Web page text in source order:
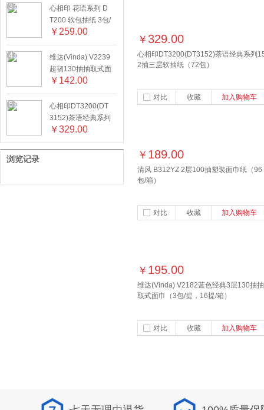
3
心相印 花语系列 D
T200 软包抽纸 3包/
提，16提/箱
￥ 259.00
4
维达(Vinda) V2239
超韧130抽抽取式面
巾纸（6包/提，8提/
箱）
￥ 142.00
5
心相印DT3200(DT
3152)茶语经典系列
152抽三层软抽纸
（72包）
￥329.00
浏览记录
￥ 329.00
心相印DT3200(DT3152)茶语经典系列
2抽三层软抽纸（72包）
对比 收藏 加入购物车
￥ 189.00
清风 B312YZ 2层100抽塑装面巾纸（96
包/箱）
对比 收藏 加入购物车
￥ 195.00
维达(Vinda) V2182蓝色经典3层130抽抽
取式面巾（3包/提，16提/箱）
对比 收藏 加入购物车